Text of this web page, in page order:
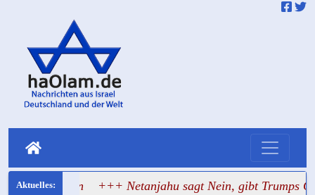
+++ Netanjahu sagt Nein, gibt Trumps Gaza-Plan